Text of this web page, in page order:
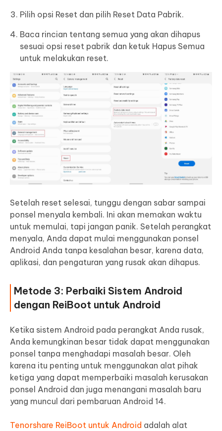
Pilih opsi Reset dan pilih Reset Data Pabrik.
Baca rincian tentang semua yang akan dihapus
sesuai opsi reset pabrik dan ketuk Hapus Semua
untuk melakukan reset.
Setelah reset selesai, tunggu dengan sabar sampai
ponsel menyala kembali. Ini akan memakan waktu
untuk memulai, tapi jangan panik. Setelah perangkat
menyala, Anda dapat mulai menggunakan ponsel
Android Anda tanpa kesalahan besar, karena data,
aplikasi, dan pengaturan yang rusak akan dihapus.
Metode 3: Perbaiki Sistem Android
dengan ReiBoot untuk Android
Ketika sistem Android pada perangkat Anda rusak,
Anda kemungkinan besar tidak dapat menggunakan
ponsel tanpa menghadapi masalah besar. Oleh
karena itu penting untuk menggunakan alat pihak
ketiga yang dapat memperbaiki masalah kerusakan
ponsel Android dan juga menangani masalah baru
yang muncul dari pembaruan Android 14.
Tenorshare ReiBoot untuk Android adalah alat